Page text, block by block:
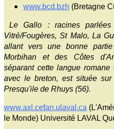
www.bcd.bzh (Bretagne
Le Gallo : racines
Vitré/Fougères, St Malo, La
allant vers une bonne
Morbihan et des Côtes
séparant cette langue
avec le breton, est située
Presqu'ile de Rhuys (56).
www.axl.cefan.ulaval.ca
le Monde) Université LAVAL